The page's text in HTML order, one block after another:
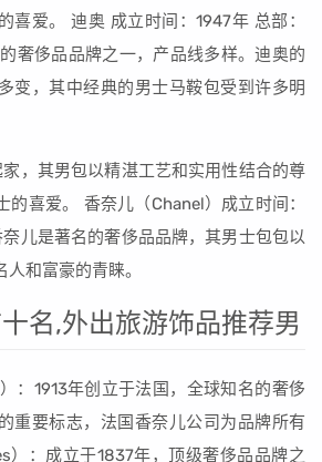
喜爱。 迪奥 成立时间：1947年 总部：
奢侈品品牌之一，产品线多样。迪奥的
变，其中经典的男士马鞍包受到许多明
，其男包以精湛工艺和实用性结合的尊
的喜爱。 香奈儿（Chanel）成立时间：
儿是著名的奢侈品品牌，其男士包包以
和富豪的青睐。
名,外出旅游饰品推荐男
：1913年创立于法国，全球知名的奢侈
重要标志，法国香奈儿公司为品牌所有
）：成立于1837年，顶级奢侈品品牌之